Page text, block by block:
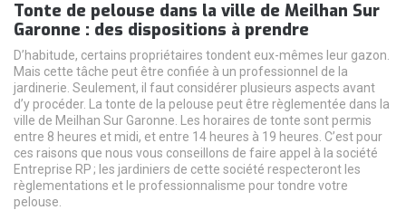
Tonte de pelouse dans la ville de Meilhan Sur
Garonne : des dispositions à prendre
D’habitude, certains propriétaires tondent eux-mêmes leur gazon.
Mais cette tâche peut être confiée à un professionnel de la
jardinerie. Seulement, il faut considérer plusieurs aspects avant
d’y procéder. La tonte de la pelouse peut être règlementée dans la
ville de Meilhan Sur Garonne. Les horaires de tonte sont permis
entre 8 heures et midi, et entre 14 heures à 19 heures. C’est pour
ces raisons que nous vous conseillons de faire appel à la société
Entreprise RP ; les jardiniers de cette société respecteront les
règlementations et le professionnalisme pour tondre votre
pelouse.